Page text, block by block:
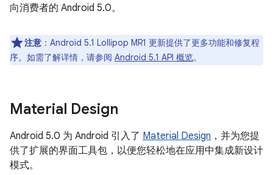
向消费者的 Android 5.0。
注意 ：Android 5.1 Lollipop MR1 更新提供了更多功能和修复程
序。如需了解详情，请参阅 Android 5.1 API 概览。
Material Design
Android 5.0 为 Android 引入了 Material Design ，并为您提
供了扩展的界面工具包，以便您轻松地在应用中集成新设计
模式。